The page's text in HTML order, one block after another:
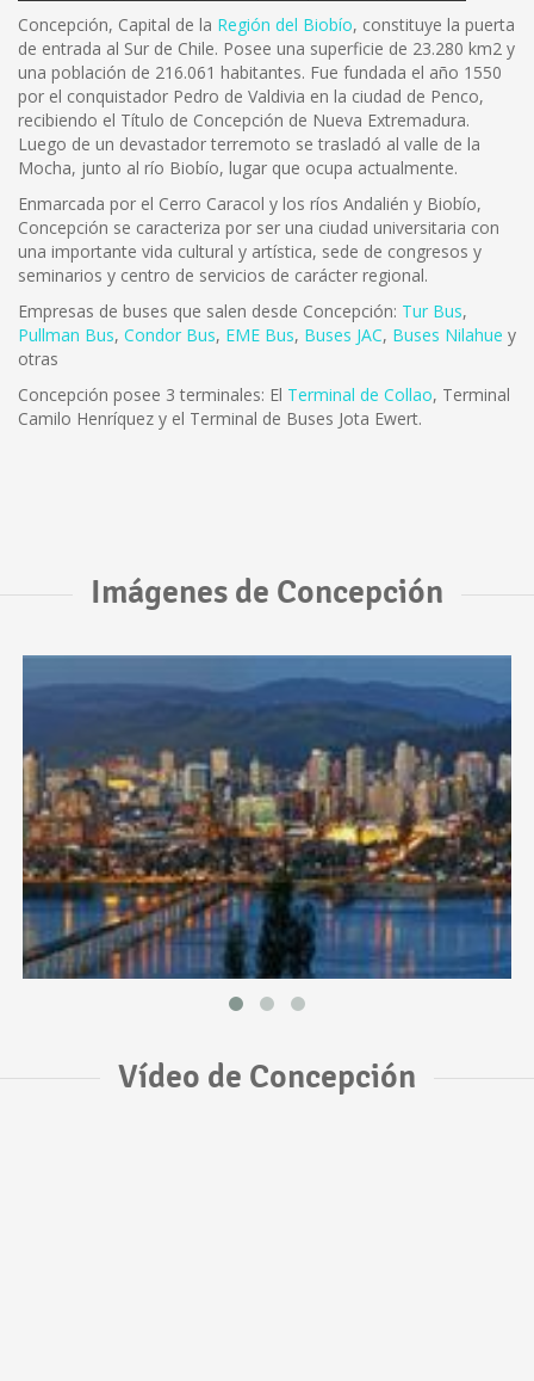
Concepción, Capital de la Región del Biobío, constituye la puerta
de entrada al Sur de Chile. Posee una superficie de 23.280 km2 y
una población de 216.061 habitantes. Fue fundada el año 1550
por el conquistador Pedro de Valdivia en la ciudad de Penco,
recibiendo el Título de Concepción de Nueva Extremadura.
Luego de un devastador terremoto se trasladó al valle de la
Mocha, junto al río Biobío, lugar que ocupa actualmente.
Enmarcada por el Cerro Caracol y los ríos Andalién y Biobío,
Concepción se caracteriza por ser una ciudad universitaria con
una importante vida cultural y artística, sede de congresos y
seminarios y centro de servicios de carácter regional.
Empresas de buses que salen desde Concepción: Tur Bus,
Pullman Bus, Condor Bus, EME Bus, Buses JAC, Buses Nilahue y
otras
Concepción posee 3 terminales: El Terminal de Collao, Terminal
Camilo Henríquez y el Terminal de Buses Jota Ewert.
Imágenes de Concepción
Vídeo de Concepción